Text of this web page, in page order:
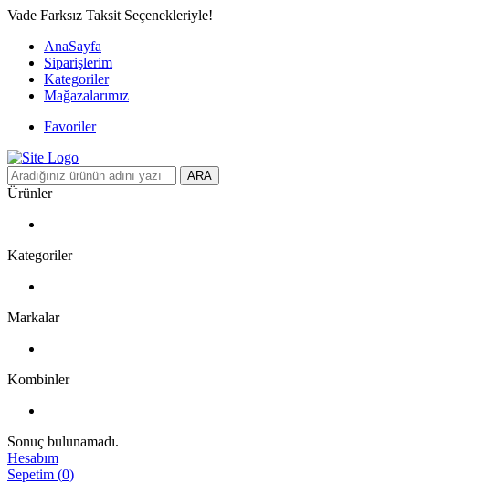
Vade Farksız Taksit Seçenekleriyle!
AnaSayfa
Siparişlerim
Kategoriler
Mağazalarımız
Favoriler
ARA
Ürünler
Kategoriler
Markalar
Kombinler
Sonuç bulunamadı.
Hesabım
Sepetim (0)